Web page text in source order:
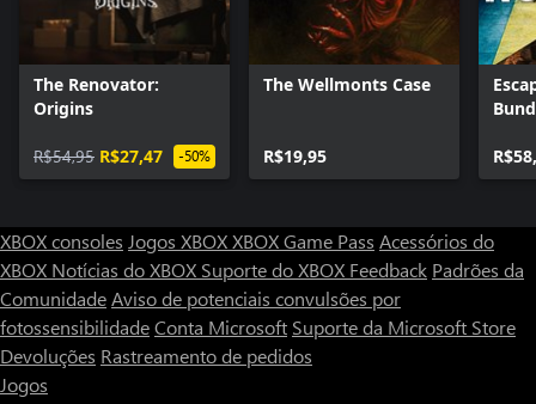
The Renovator:
Origins
R$54,95 R$27,47 -50%
The Wellmonts Case
R$19,95
XBOX consoles Jogos XBOXXBOX Game Pass Acessórios do
XBOX Notícias do XBOX Suporte do XBOX Feedback Padrões da
ComunidadeAviso de potenciais convulsões por
fotossensibilidadeConta Microsoft Suporte da Microsoft Store
Devoluções Rastreamento de pedidos
Jogos